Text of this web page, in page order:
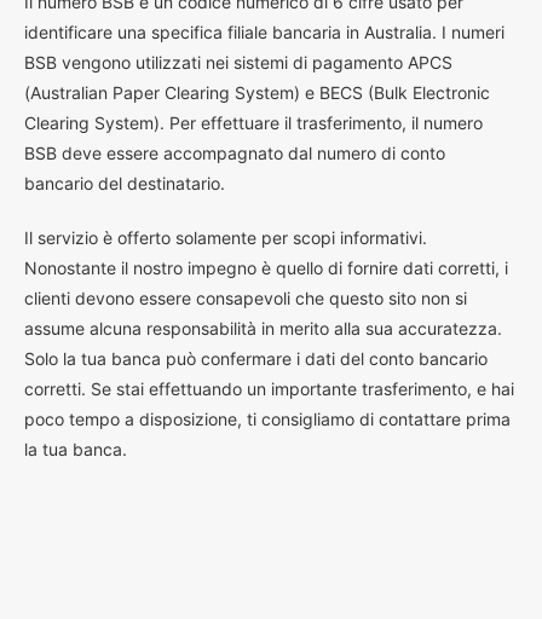
identificare una specifica filiale bancaria in Australia. I numeri
BSB vengono utilizzati nei sistemi di pagamento APCS
(Australian Paper Clearing System) e BECS (Bulk Electronic
Clearing System). Per effettuare il trasferimento, il numero
BSB deve essere accompagnato dal numero di conto
bancario del destinatario.
Il servizio è offerto solamente per scopi informativi.
Nonostante il nostro impegno è quello di fornire dati corretti, i
clienti devono essere consapevoli che questo sito non si
assume alcuna responsabilità in merito alla sua accuratezza.
Solo la tua banca può confermare i dati del conto bancario
corretti. Se stai effettuando un importante trasferimento, e hai
poco tempo a disposizione, ti consigliamo di contattare prima
la tua banca.